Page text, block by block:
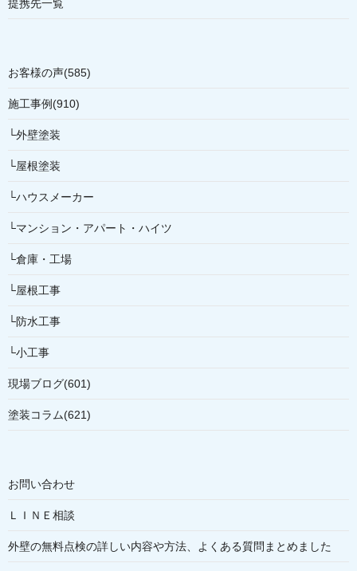
提携先一覧
お客様の声(585)
施工事例(910)
└外壁塗装
└屋根塗装
└ハウスメーカー
└マンション・アパート・ハイツ
└倉庫・工場
└屋根工事
└防水工事
└小工事
現場ブログ(601)
塗装コラム(621)
お問い合わせ
ＬＩＮＥ相談
外壁の無料点検の詳しい内容や方法、よくある質問まとめました